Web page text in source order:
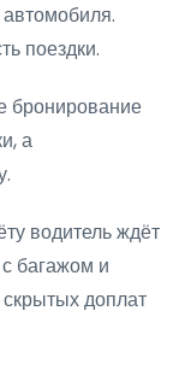
поездки.
бронирование
а
водитель ждёт
багажом и
доплат